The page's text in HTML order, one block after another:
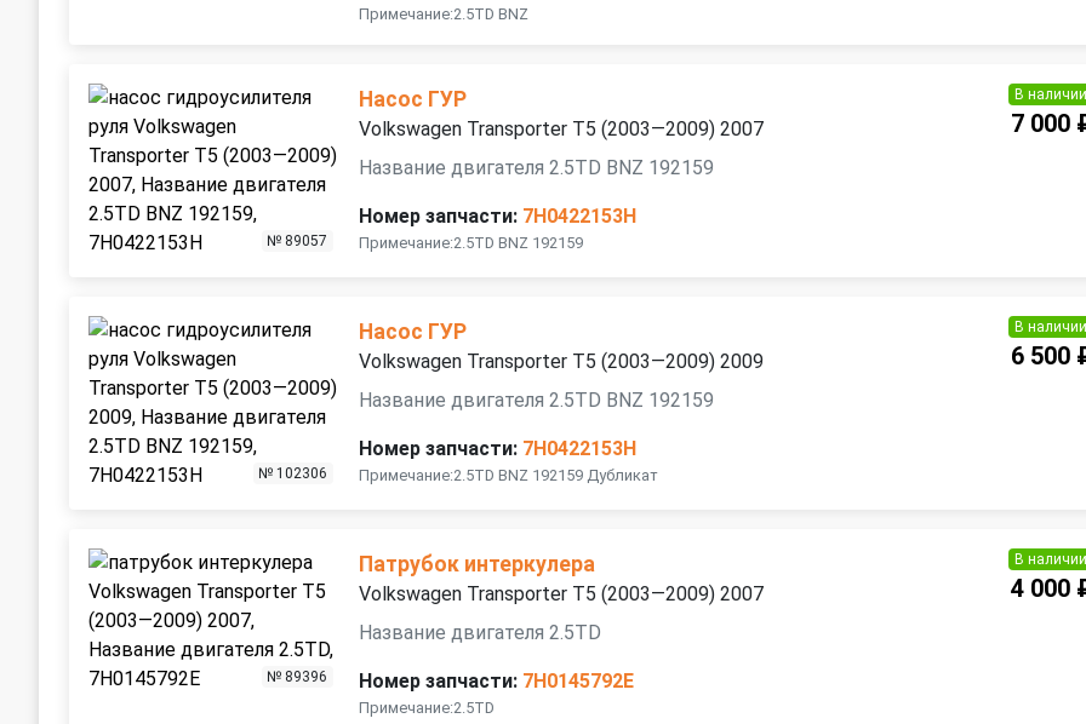
Примечание:2.5TD BNZ
№ 89057
Насос ГУР
Volkswagen Transporter T5 (2003—2009) 2007
Название двигателя 2.5TD BNZ 192159
Номер запчасти: 7H0422153H
Примечание:2.5TD BNZ 192159
В наличии
7 000
№ 102306
Насос ГУР
Volkswagen Transporter T5 (2003—2009) 2009
Название двигателя 2.5TD BNZ 192159
Номер запчасти: 7H0422153H
Примечание:2.5TD BNZ 192159 Дубликат
В наличии
6 500
№ 89396
Патрубок интеркулера
Volkswagen Transporter T5 (2003—2009) 2007
Название двигателя 2.5TD
Номер запчасти: 7H0145792E
Примечание:2.5TD
В наличии
4 000